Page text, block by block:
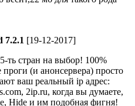
7.2.1 [19-12-2017]
ть стран на выбор! 100%
(и анонсервера) просто
ваш реальный ip адрес:
2ip.ru, когда вы думаете,
Hide и им подобная фигня!